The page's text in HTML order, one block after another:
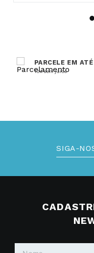
PARCELE EM ATÉ
10x sem juros
SIGA-